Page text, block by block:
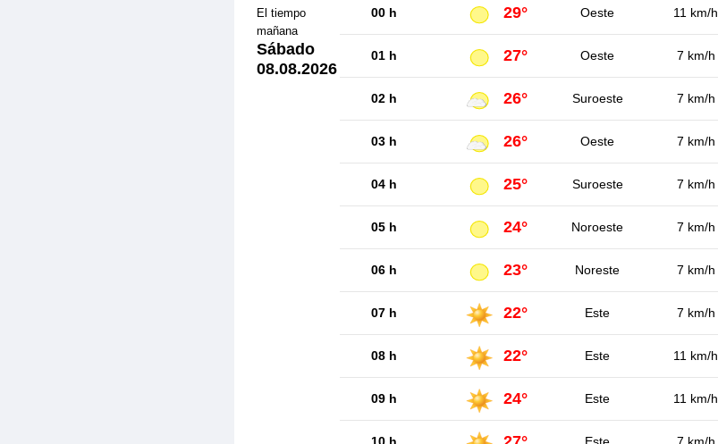
El tiempo
mañana
Sábado
08.08.2026
00 h 29° Oeste 11 km/h
01 h 27° Oeste 7 km/h
02 h 26° Suroeste 7 km/h
03 h 26° Oeste 7 km/h
04 h 25° Suroeste 7 km/h
05 h 24° Noroeste 7 km/h
06 h 23° Noreste 7 km/h
07 h 22° Este 7 km/h
08 h 22° Este 11 km/h
09 h 24° Este 11 km/h
10 h Este 7 km/h